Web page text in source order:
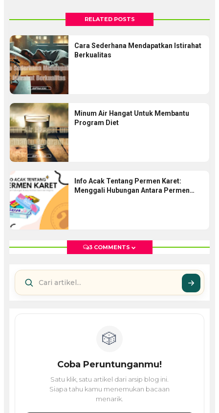
RELATED POSTS
Cara Sederhana Mendapatkan Istirahat
Berkualitas
Minum Air Hangat Untuk Membantu
Program Diet
Info Acak Tentang Permen Karet:
Menggali Hubungan Antara Permen
3 COMMENTS
🎲
Coba Peruntunganmu!
Satu klik, satu artikel dari arsip blog ini.
Siapa tahu kamu menemukan bacaan
menarik.